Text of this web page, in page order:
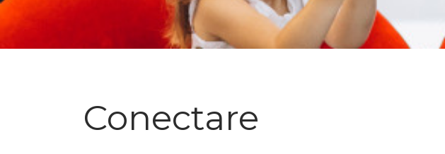
Conectare